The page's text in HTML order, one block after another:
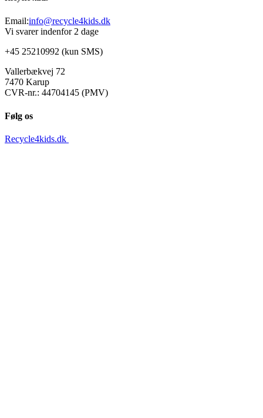
Email:info@recycle4kids.dk
Vi svarer indenfor 2 dage
+45 25210992 (kun SMS)
Vallerbækvej 72
7470 Karup
CVR-nr.: 44704145 (PMV)
Følg os
Recycle4kids.dk